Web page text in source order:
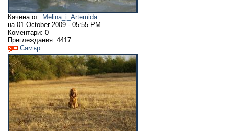
Качена от: Melina_i_Artemida
на 01 October 2009 - 05:55 PM
Коментари: 0
Преглеждания: 4417
Самър